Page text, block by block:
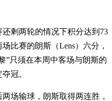
剩两轮的情况下积分达到73
比赛的朗斯（Lens）六分，
”只须在本周中客场与朗斯的
冠。
场输球，朗斯取得两连胜，